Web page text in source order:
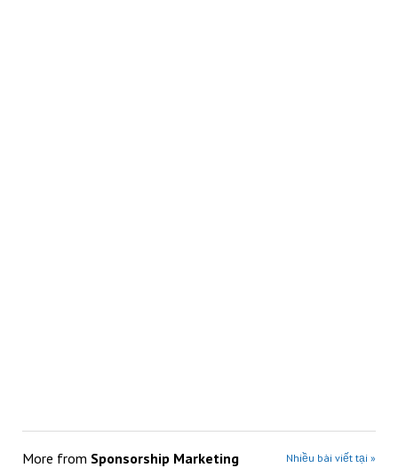
More from Sponsorship Marketing Nhiều bài viết tại »